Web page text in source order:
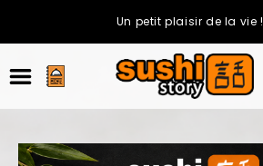
Un petit plaisir de la vie !